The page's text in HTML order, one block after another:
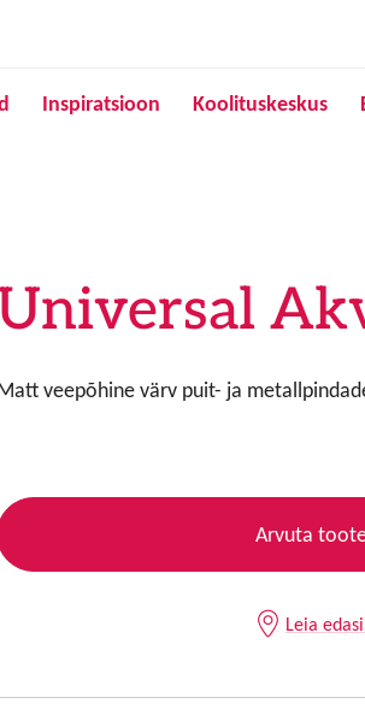
Inspiratsioon Koolituskeskus
veepõhine värv puit- ja
Arvuta
Leia